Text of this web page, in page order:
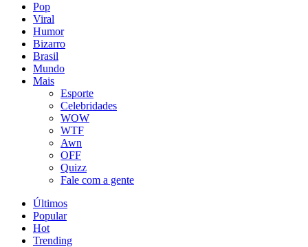
Pop
Viral
Humor
Bizarro
Brasil
Mundo
Mais
Esporte
Celebridades
WOW
WTF
Awn
OFF
Quizz
Fale com a gente
Últimos
Popular
Hot
Trending